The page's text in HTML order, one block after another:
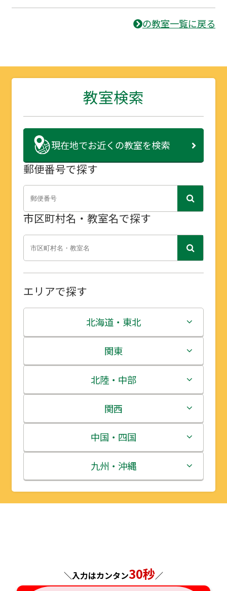
の教室一覧に戻る
教室検索
現在地でお近くの教室を検索
郵便番号で探す
市区町村名・教室名で探す
エリアで探す
北海道・東北
北海道
青森県
岩手県
宮城県
秋田県
山形県
関東
茨城県
栃木県
群馬県
埼玉県
千葉県
北陸・中部
新潟県
富山県
石川県
福井県
岐阜県
関西
三重県
滋賀県
京都府
奈良県
中国・四国
鳥取県
島根県
山口県
九州・沖縄
福岡県
熊本県
＼入力はカンタン30秒／